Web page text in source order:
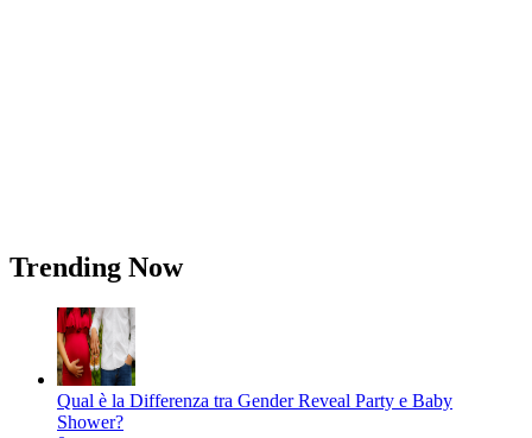
Trending Now
Qual è la Differenza tra Gender Reveal Party e Baby
Shower?